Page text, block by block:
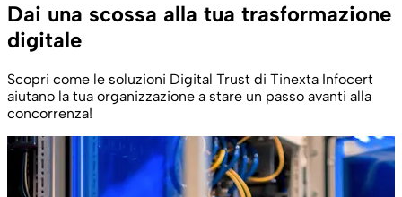
Dai una scossa alla tua trasformazione
digitale
Scopri come le soluzioni Digital Trust di Tinexta Infocert
aiutano la tua organizzazione a stare un passo avanti alla
concorrenza!